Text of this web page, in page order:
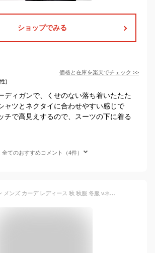
ショップでみる
価格と在庫を楽天でチェック >>
)
ディガンで、くせのない落ち着いたたた
ャツとネクタイに合わせやすい感じで
チで高見えするので、スーツの下に着る
全てのおすすめコメント（4件）
カーディガン メンズ カーデ レディース 秋 秋服 冬服 vネック スクールカーディガン 薄手 オフィス 定番 大きいサイズ有 フライスカーディガン 無地 男女兼用 長袖 S M L LL 3L 4L 5L XL 黒 綿100% ジェンダーレス ビジネス 送料無料 WEB限定 内勤 春 春服